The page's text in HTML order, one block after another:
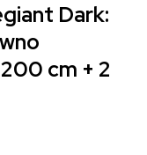
Dark:
cm + 2